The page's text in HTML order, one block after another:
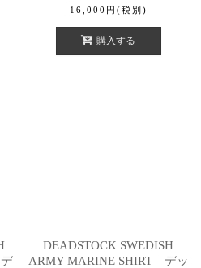
16,000 円 (税別)
購入する
DEADSTOCK SWEDISH
ARMY MARINE SHIRT デッ